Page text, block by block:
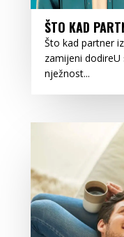
ŠTO KAD
Što kad partner
zamijeni
nježnost...